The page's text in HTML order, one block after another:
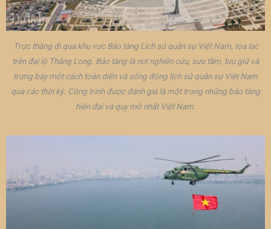
Trực thăng đi qua khu vực Bảo tàng Lịch sử quân sự Việt Nam, tọa lạc
trên đại lộ Thăng Long. Bảo tàng là nơi nghiên cứu, sưu tầm, lưu giữ và
trưng bày một cách toàn diện và sống động lịch sử quân sự Việt Nam
qua các thời kỳ. Công trình được đánh giá là một trong những bảo tàng
hiện đại và quy mô nhất Việt Nam.